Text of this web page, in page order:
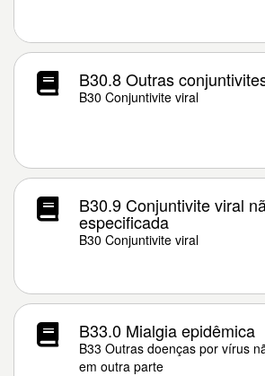
B30.8 Outras
B30 Conjuntivite viral
B30.9 Conjuntivite viral
especificada
B30 Conjuntivite viral
B33.0 Mialgia epidêmica
B33 Outras doenças por vírus
em outra parte